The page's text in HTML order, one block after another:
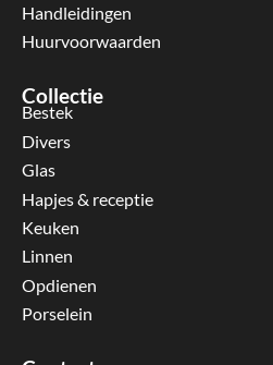
Handleidingen
Huurvoorwaarden
Collectie
Bestek
Divers
Glas
Hapjes & receptie
Keuken
Linnen
Opdienen
Porselein